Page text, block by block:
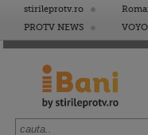
stirileprotv.ro
PROTV NEWS
VOYO